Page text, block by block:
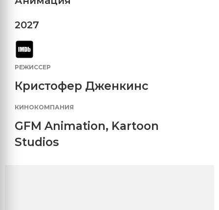
2027
РЕЖИССЕР
Кристофер Дженкинс
КИНОКОМПАНИЯ
GFM Animation, Kartoon
Studios